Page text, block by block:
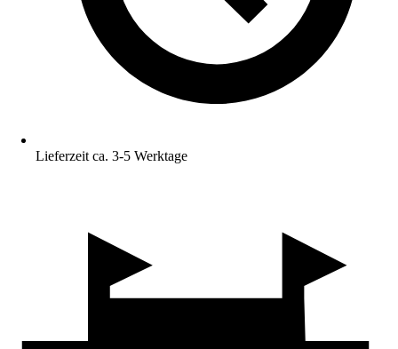
Lieferzeit ca. 3-5 Werktage